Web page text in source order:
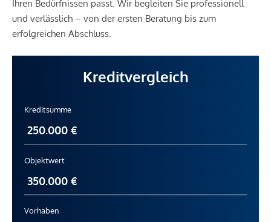
Ihren Bedürfnissen passt. Wir begleiten Sie professionell
und verlässlich – von der ersten Beratung bis zum
erfolgreichen Abschluss.
Kreditvergleich
Kreditsumme
Objektwert
Vorhaben